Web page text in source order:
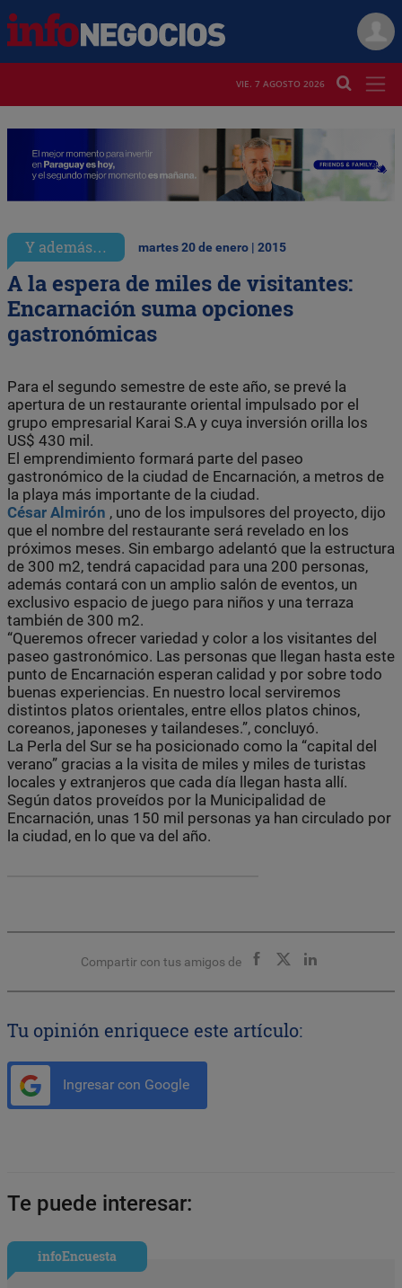
VIE. 7 AGOSTO 2026
Y además… martes 20 de enero | 2015
A la espera de miles de visitantes:
Encarnación suma opciones
gastronómicas
Para el segundo semestre de este año, se prevé la
apertura de un restaurante oriental impulsado por el
grupo empresarial Karai S.A y cuya inversión orilla los
US$ 430 mil.
El emprendimiento formará parte del paseo
gastronómico de la ciudad de Encarnación, a metros de
la playa más importante de la ciudad.
César Almirón , uno de los impulsores del proyecto, dijo
que el nombre del restaurante será revelado en los
próximos meses. Sin embargo adelantó que la estructura
de 300 m2, tendrá capacidad para una 200 personas,
además contará con un amplio salón de eventos, un
exclusivo espacio de juego para niños y una terraza
también de 300 m2.
“Queremos ofrecer variedad y color a los visitantes del
paseo gastronómico. Las personas que llegan hasta este
punto de Encarnación esperan calidad y por sobre todo
buenas experiencias. En nuestro local serviremos
distintos platos orientales, entre ellos platos chinos,
coreanos, japoneses y tailandeses.”, concluyó.
La Perla del Sur se ha posicionado como la “capital del
verano” gracias a la visita de miles y miles de turistas
locales y extranjeros que cada día llegan hasta allí.
Según datos proveídos por la Municipalidad de
Encarnación, unas 150 mil personas ya han circulado por
la ciudad, en lo que va del año.
Compartir con tus amigos de
Tu opinión enriquece este artículo:
Ingresar con Google
Te puede interesar:
infoEncuesta